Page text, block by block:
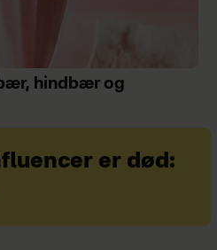
hindbær og
er død: